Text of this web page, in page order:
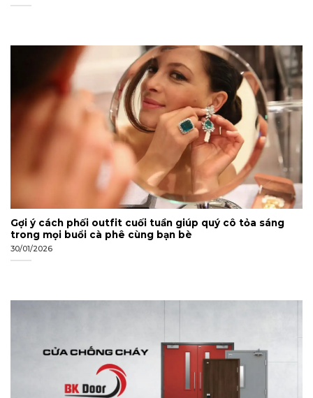
Gợi ý cách phối outfit cuối tuần giúp quý cô tỏa sáng
trong mọi buổi cà phê cùng bạn bè
30/01/2026